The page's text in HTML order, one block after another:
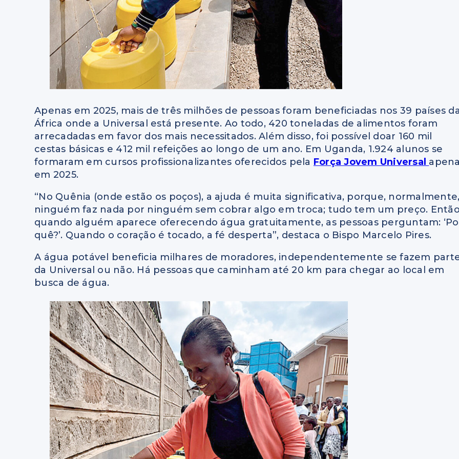
Apenas em 2025, mais de três milhões de pessoas foram beneficiadas nos 39 países
África onde a Universal está presente. Ao todo, 420 toneladas de alimentos foram
arrecadadas em favor dos mais necessitados. Além disso, foi possível doar 160 mil
cestas básicas e 412 mil refeições ao longo de um ano. Em Uganda, 1.924 alunos se
formaram em cursos profissionalizantes oferecidos pela Força Jovem Universal
em 2025.
“No Quênia (onde estão os poços), a ajuda é muita significativa, porque,
ninguém faz nada por ninguém sem cobrar algo em troca; tudo tem um preço.
quando alguém aparece oferecendo água gratuitamente, as pessoas perguntam:
quê?’. Quando o coração é tocado, a fé desperta”, destaca o Bispo Marcelo Pires.
A água potável beneficia milhares de moradores, independentemente se fazem
da Universal ou não. Há pessoas que caminham até 20 km para chegar ao local em
busca de água.